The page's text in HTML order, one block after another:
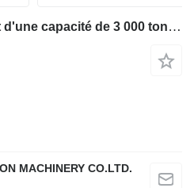
Constmach Silo à ciment d'une capacité de 3 000 tonnes
MACHINERY CO.LTD.